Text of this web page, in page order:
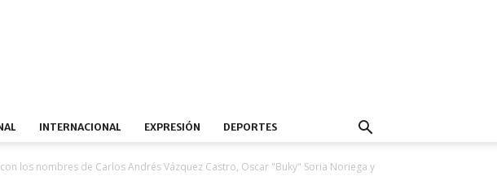
INTERNACIONAL EXPRESIÓN DEPORTES
los nombres de Carlos Andrés Vázquez Castro, Oscar "Buky" Soria Noriega y